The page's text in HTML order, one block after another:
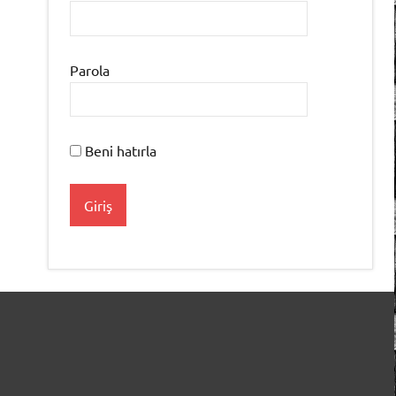
Parola
Beni hatırla